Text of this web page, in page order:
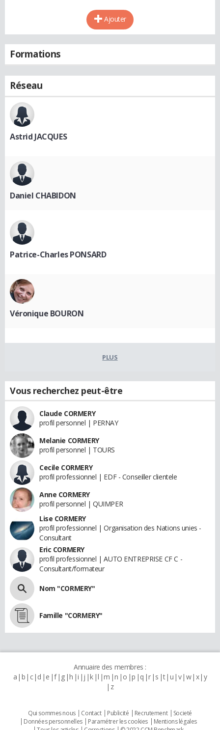
Ajouter
Formations
Réseau
Astrid JACQUES
Daniel CHABIDON
Patrice-Charles PONSARD
Véronique BOURON
PLUS
Vous recherchez peut-être
Claude CORMERY
profil personnel | PERNAY
Melanie CORMERY
profil personnel | TOURS
Cecile CORMERY
profil professionnel | EDF - Conseiller clientele
Anne CORMERY
profil personnel | QUIMPER
Lise CORMERY
profil professionnel | Organisation des Nations unies -
Consultant
Eric CORMERY
profil professionnel | AUTO ENTREPRISE CF C -
Consultant/formateur
Nom "CORMERY"
Famille "CORMERY"
Annuaire des membres :
a b c d e f g h i j k l m n o p q r s t u v w x y
z
Qui sommes nous Contact Publicité Recrutement
Societé
Données personnelles
Paramétrer les cookies
Mentions légales